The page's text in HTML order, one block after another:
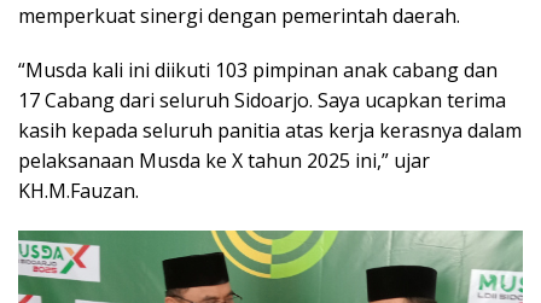
memperkuat sinergi dengan pemerintah daerah.
“Musda kali ini diikuti 103 pimpinan anak cabang dan
17 Cabang dari seluruh Sidoarjo. Saya ucapkan terima
kasih kepada seluruh panitia atas kerja kerasnya dalam
pelaksanaan Musda ke X tahun 2025 ini,” ujar
KH.M.Fauzan.